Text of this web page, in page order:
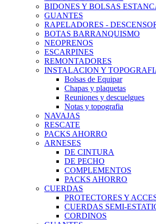
BIDONES Y BOLSAS
GUANTES
RAPELADORES -
BOTAS BARRANQUISMO
NEOPRENOS
ESCARPINES
REMONTADORES
INSTALACION Y
Bolsas de Equipar
Chapas y plaquetas
Reuniones y descuelgues
Notas y topografia
NAVAJAS
RESCATE
PACKS AHORRO
ARNESES
DE CINTURA
DE PECHO
COMPLEMENTOS
PACKS AHORRO
CUERDAS
PROTECTORES Y
CUERDAS SEMI-
CORDINOS